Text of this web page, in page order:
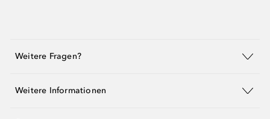
Weitere Fragen?
Weitere Informationen